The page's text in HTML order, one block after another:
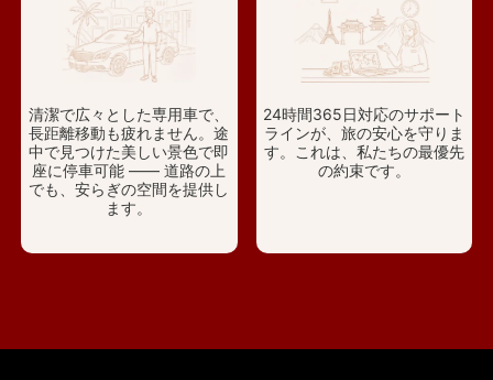
清潔で広々とした専用車で、
長距離移動も疲れません。途
中で見つけた美しい景色で即
座に停車可能 —— 道路の上
でも、安らぎの空間を提供し
ます。
24時間365日対応のサポート
ラインが、旅の安心を守りま
す。これは、私たちの最優先
の約束です。